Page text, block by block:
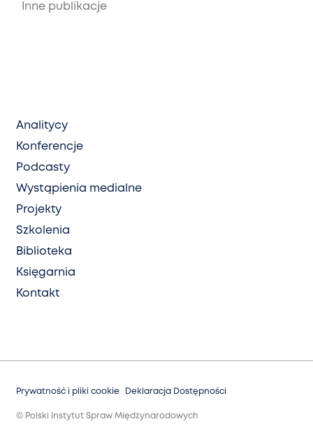
Inne publikacje
Analitycy
Konferencje
Podcasty
Wystąpienia medialne
Projekty
Szkolenia
Biblioteka
Księgarnia
Kontakt
Prywatność i pliki cookie Deklaracja Dostępności
© Polski Instytut Spraw Międzynarodowych